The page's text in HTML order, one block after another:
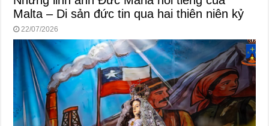
Malta – Di sản đức tin qua hai thiên niên kỷ
22/07/2026